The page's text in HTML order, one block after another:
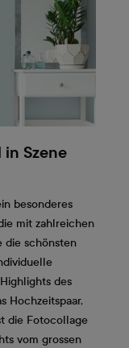
in Szene
besonderes
mit zahlreichen
die schönsten
des
Hochzeitspaar,
die Fotocollage
vom grossen